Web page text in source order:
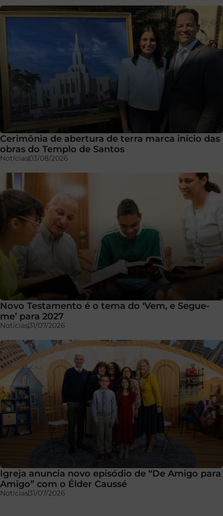
Cerimônia de abertura de terra marca início das
obras do Templo de Santos
Notícias03/08/2026
Novo Testamento é o tema do ‘Vem, e Segue-
me’ para 2027
Notícias31/07/2026
Igreja anuncia novo episódio de “De Amigo para
Amigo” com o Élder Caussé
Notícias31/07/2026